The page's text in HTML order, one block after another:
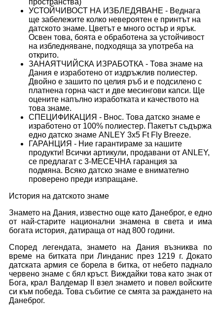
УСТОЙЧИВОСТ НА ИЗБЛЕДЯВАНЕ - Веднага
ще забележите колко невероятен е принтът на
датското знаме. Цветът е много остър и ярък.
Освен това, боята е обработена за устойчивост
на избледняване, подходяща за употреба на
открито.
ЗАНАЯТЧИЙСКА ИЗРАБОТКА - Това знаме на
Дания е изработено от издръжлив полиестер.
Двойно е зашито по целия ръб и е подсилено с
платнена горна част и две месингови капси. Ще
оцените напълно изработката и качеството на
това знаме.
СПЕЦИФИКАЦИЯ - Внос. Това датско знаме е
изработено от 100% полиестер. Пакетът съдържа
едно датско знаме ANLEY 3x5 Ft Fly Breeze.
ГАРАНЦИЯ - Ние гарантираме за нашите
продукти! Всички артикули, продавани от ANLEY,
се предлагат с 3-МЕСЕЧНА гаранция за
подмяна. Всяко датско знаме е внимателно
проверено преди изпращане.
История на датското знаме
Знамето на Дания, известно още като Данеброг, е едно
от най-старите национални знамена в света и има
богата история, датираща от над 800 години.
Според легендата, знамето на Дания възниква по
време на битката при Линданис през 1219 г. Докато
датската армия се борела в битка, от небето паднало
червено знаме с бял кръст. Виждайки това като знак от
Бога, крал Валдемар II взел знамето и повел войските
си към победа. Това събитие се смята за раждането на
Данеброг.